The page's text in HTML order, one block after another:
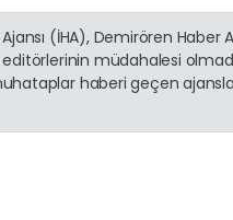
(İHA), Demirören
müdahalesi
haberi geçen